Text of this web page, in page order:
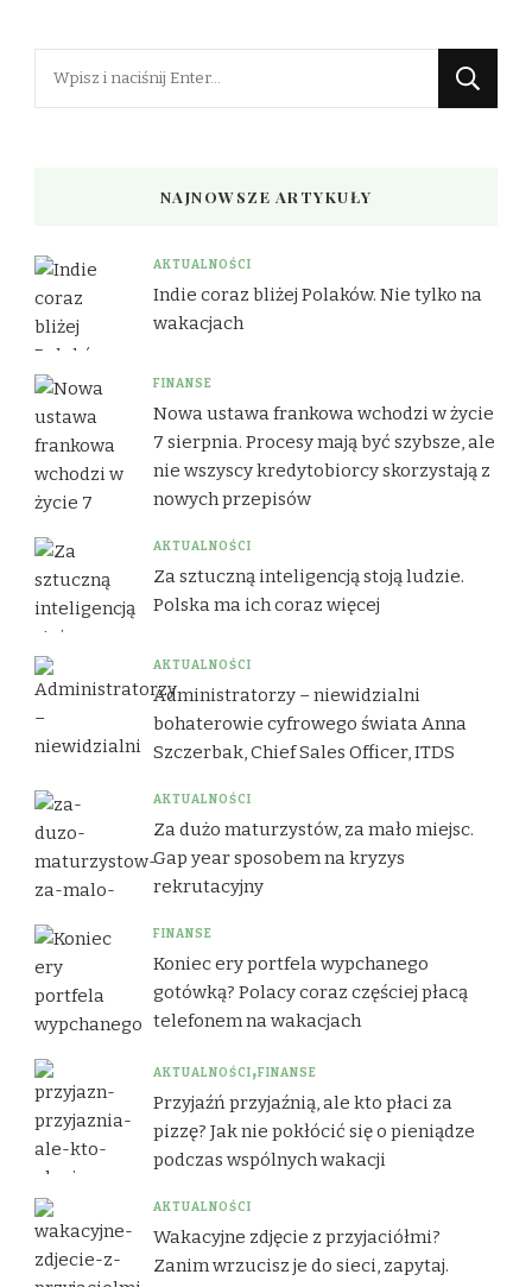
Szukasz
NAJNOWSZE ARTYKUŁY
AKTUALNOŚCI
Indie coraz bliżej Polaków. Nie tylko na
wakacjach
FINANSE
Nowa ustawa frankowa wchodzi w życie
7 sierpnia. Procesy mają być szybsze, ale
nie wszyscy kredytobiorcy skorzystają z
nowych przepisów
AKTUALNOŚCI
Za sztuczną inteligencją stoją ludzie.
Polska ma ich coraz więcej
AKTUALNOŚCI
Administratorzy – niewidzialni
bohaterowie cyfrowego świata Anna
Szczerbak, Chief Sales Officer, ITDS
AKTUALNOŚCI
Za dużo maturzystów, za mało miejsc.
Gap year sposobem na kryzys
rekrutacyjny
FINANSE
Koniec ery portfela wypchanego
gotówką? Polacy coraz częściej płacą
telefonem na wakacjach
AKTUALNOŚCI FINANSE
Przyjaźń przyjaźnią, ale kto płaci za
pizzę? Jak nie pokłócić się o pieniądze
podczas wspólnych wakacji
AKTUALNOŚCI
Wakacyjne zdjęcie z przyjaciółmi?
Zanim wrzucisz je do sieci, zapytaj.